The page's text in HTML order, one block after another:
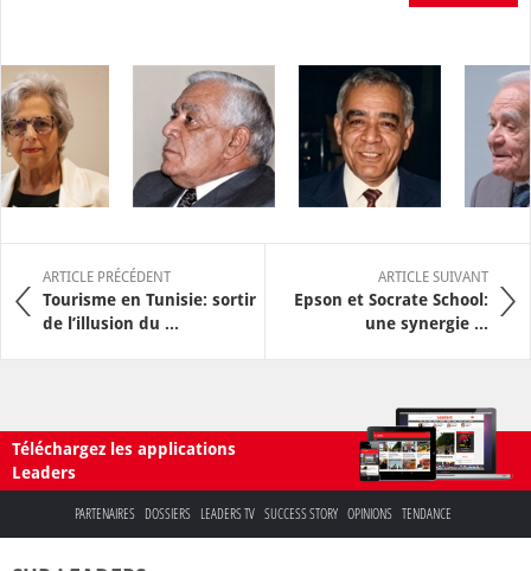
ARTICLE PRÉCÉDENT
Tourisme en Tunisie: sortir
de l’illusion du ...
ARTICLE SUIVANT
Epson et Socrate School:
une synergie ...
Téléchargez les applications
Leaders
PARTENAIRES DOSSIERS LEADERS TV SUCCESS STORY OPINIONS TENDANCE